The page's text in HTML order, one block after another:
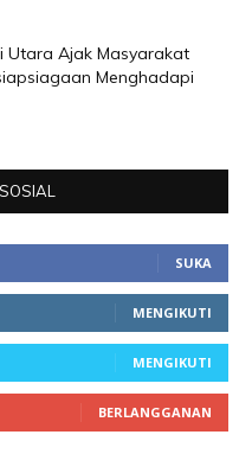
Utara Ajak Masyarakat
Menghadapi
SUKA
MENGIKUTI
MENGIKUTI
BERLANGGANAN